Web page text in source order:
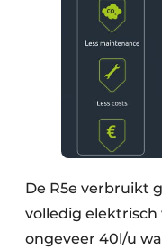
De R5e verbruikt
volledig
ongeveer 40l/u